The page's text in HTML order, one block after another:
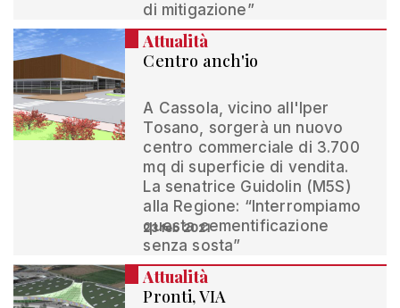
di mitigazione”
Attualità
Centro anch'io
A Cassola, vicino all'Iper
Tosano, sorgerà un nuovo
centro commerciale di 3.700
mq di superficie di vendita.
La senatrice Guidolin (M5S)
alla Regione: “Interrompiamo
questa cementificazione
senza sosta”
23 feb 2021
Attualità
Pronti, VIA